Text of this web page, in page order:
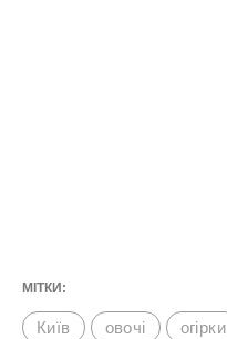
МІТКИ:
Київ овочі огірки